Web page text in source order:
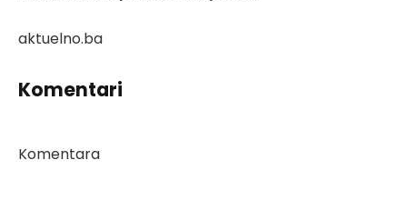
aktuelno.ba
Komentari
Komentara